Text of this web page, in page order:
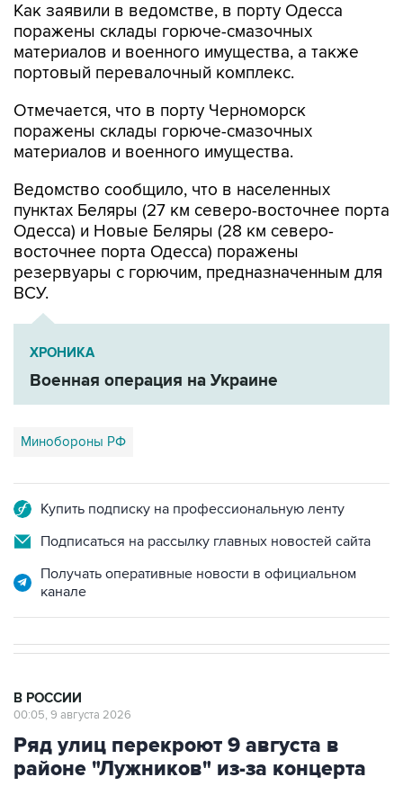
Как заявили в ведомстве, в порту Одесса
поражены склады горюче-смазочных
материалов и военного имущества, а также
портовый перевалочный комплекс.
Отмечается, что в порту Черноморск
поражены склады горюче-смазочных
материалов и военного имущества.
Ведомство сообщило, что в населенных
пунктах Беляры (27 км северо-восточнее порта
Одесса) и Новые Беляры (28 км северо-
восточнее порта Одесса) поражены
резервуары с горючим, предназначенным для
ВСУ.
ХРОНИКА
Военная операция на Украине
Минобороны РФ
Купить подписку на профессиональную ленту
Подписаться на рассылку главных новостей сайта
Получать оперативные новости в официальном
канале
В РОССИИ
00:05, 9 августа 2026
Ряд улиц перекроют 9 августа в
районе "Лужников" из-за концерта